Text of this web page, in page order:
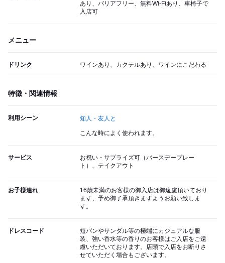
あり、バリアフリー、無料Wi-Fiあり、車椅子で
入店可
メニュー
ドリンク ワインあり、カクテルあり、ワインにこだわる
特徴・関連情報
利用シーン 知人・友人と
こんな時によく使われます。
サービス
お祝い・サプライズ可（バースデープレー
ト）、テイクアウト
お子様連れ
16歳未満のお客様の御入店は御遠慮頂いており
ます、予め御了承頂きますようお願い致しま
す。
ドレスコード
短パンやサンダル等の極端にカジュアルな服
装、強い香水等の香りのお客様はご入店をご遠
慮いただいております。店頭で入店をお断りさ
せていただく場合もございます。